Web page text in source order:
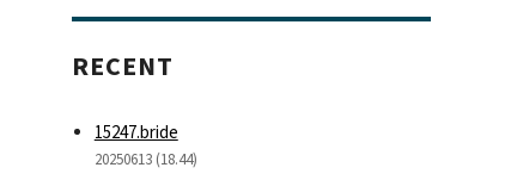
RECENT
15247.bride
20250613 (18.44)